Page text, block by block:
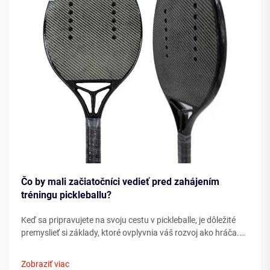
Čo by mali začiatočníci vedieť pred zahájením
tréningu pickleballu?
Keď sa pripravujete na svoju cestu v pickleballe, je dôležité
premyslieť si základy, ktoré ovplyvnia váš rozvoj ako hráča.
Zobraziť viac